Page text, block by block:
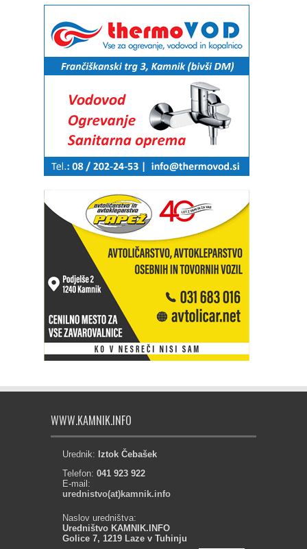
WWW.KAMNIK.INFO
Urednik: Iztok Čebašek
Telefon: 041 923 922
E-mail:
urednistvo(at)kamnik.info
Naslov uredništva:
Uredništvo KAMNIK.INFO
Golice 7, 1219 Laze v Tuhinju